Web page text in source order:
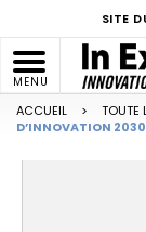
MENU
SITE
ACCUEIL > TOUTE
D’INNOVATION 2030